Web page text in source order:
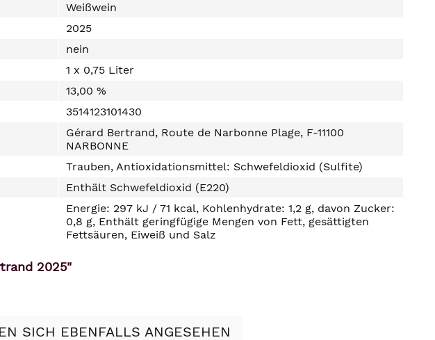
Weißwein
2025
nein
1 x 0,75 Liter
13,00 %
3514123101430
Gérard Bertrand, Route de Narbonne Plage, F-11100
NARBONNE
Trauben, Antioxidationsmittel: Schwefeldioxid (Sulfite)
Enthält Schwefeldioxid (E220)
Energie: 297 kJ / 71 kcal, Kohlenhydrate: 1,2 g, davon Zucker:
0,8 g, Enthält geringfügige Mengen von Fett, gesättigten
Fettsäuren, Eiweiß und Salz
2025"
SICH EBENFALLS ANGESEHEN